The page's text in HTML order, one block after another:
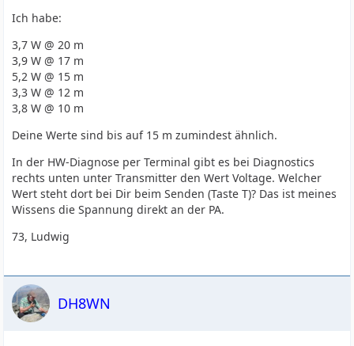
Ich habe:
3,7 W @ 20 m
3,9 W @ 17 m
5,2 W @ 15 m
3,3 W @ 12 m
3,8 W @ 10 m
Deine Werte sind bis auf 15 m zumindest ähnlich.
In der HW-Diagnose per Terminal gibt es bei Diagnostics
rechts unten unter Transmitter den Wert Voltage. Welcher
Wert steht dort bei Dir beim Senden (Taste T)? Das ist meines
Wissens die Spannung direkt an der PA.
73, Ludwig
DH8WN